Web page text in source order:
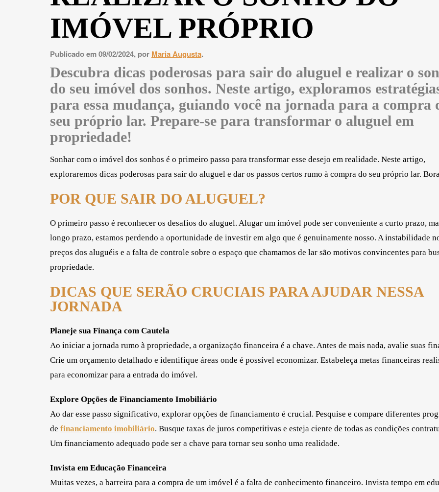
IMÓVEL PRÓPRIO
Publicado em 09/02/2024, por Maria Augusta.
Descubra dicas poderosas para sair do aluguel e realizar o
do seu imóvel dos sonhos. Neste artigo, exploramos
para essa mudança, guiando você na jornada para a compra
seu próprio lar. Prepare-se para transformar o aluguel em
propriedade!
Sonhar com o imóvel dos sonhos é o primeiro passo para transformar esse desejo em realidade. Neste artigo,
exploraremos dicas poderosas para sair do aluguel e dar os passos certos rumo à compra do seu próprio lar.
POR QUE SAIR DO ALUGUEL?
O primeiro passo é reconhecer os desafios do aluguel. Alugar um imóvel pode ser conveniente a curto prazo,
longo prazo, estamos perdendo a oportunidade de investir em algo que é genuinamente nosso. A instabilidade
preços dos aluguéis e a falta de controle sobre o espaço que chamamos de lar são motivos convincentes para
propriedade.
DICAS QUE SERÃO CRUCIAIS PARA AJUDAR NESSA
JORNADA
Planeje sua Finança com Cautela
Ao iniciar a jornada rumo à propriedade, a organização financeira é a chave. Antes de mais nada, avalie suas
Crie um orçamento detalhado e identifique áreas onde é possível economizar. Estabeleça metas financeiras
para economizar para a entrada do imóvel.
Explore Opções de Financiamento Imobiliário
Ao dar esse passo significativo, explorar opções de financiamento é crucial. Pesquise e compare diferentes
de financiamento imobiliário. Busque taxas de juros competitivas e esteja ciente de todas as condições
Um financiamento adequado pode ser a chave para tornar seu sonho uma realidade.
Invista em Educação Financeira
Muitas vezes, a barreira para a compra de um imóvel é a falta de conhecimento financeiro. Invista tempo em